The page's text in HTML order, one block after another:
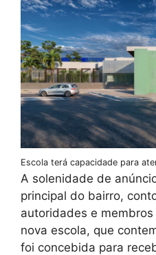
Escola terá capacidade para
A solenidade de
principal do bairro,
autoridades e
nova escola, que
foi concebida para